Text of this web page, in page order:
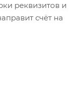
реквизитов и
счёт на